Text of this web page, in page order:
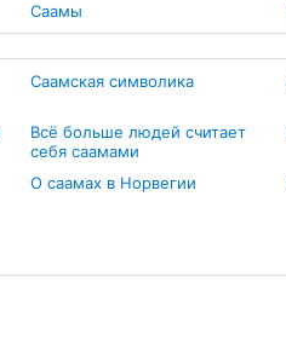
Cаамы
Саамская символика
Всё больше людей считает
себя саамами
О саамах в Норвегии